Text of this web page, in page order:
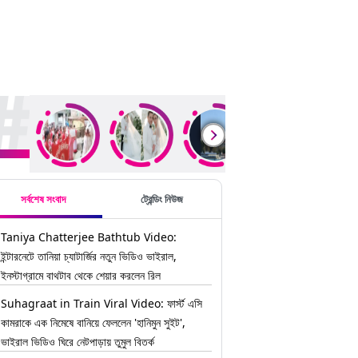
সর্বশেষ সংবাদ ট্রেন্ডিং নিউজ
Taniya Chatterjee Bathtub Video:
ইন্টারনেটে তানিয়া চ্যাটার্জির নতুন ভিডিও ভাইরাল,
ইনস্টাগ্রামে বাথটাব থেকে শেয়ার করলেন রিল
Suhagraat in Train Viral Video: ফার্স্ট এসি
কামরাকে এক নিমেষে বানিয়ে ফেললেন 'হানিমুন সুইট',
ভাইরাল ভিডিও ঘিরে নেটপাড়ায় তুমুল বিতর্ক